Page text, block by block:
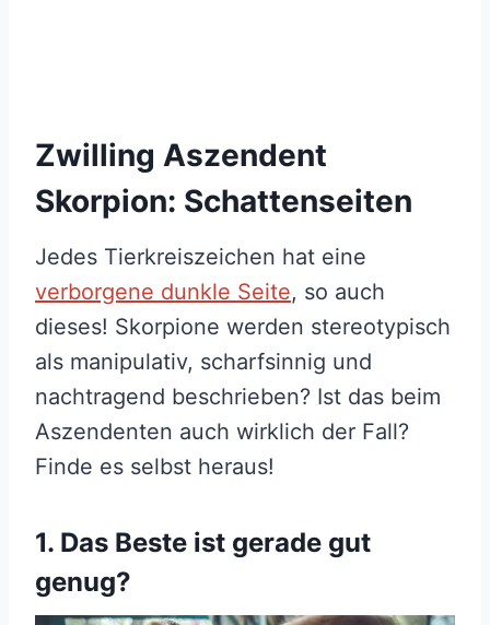
Zwilling Aszendent
Skorpion: Schattenseiten
Jedes Tierkreiszeichen hat eine
verborgene dunkle Seite, so auch
dieses! Skorpione werden stereotypisch
als manipulativ, scharfsinnig und
nachtragend beschrieben? Ist das beim
Aszendenten auch wirklich der Fall?
Finde es selbst heraus!
1. Das Beste ist gerade gut
genug?